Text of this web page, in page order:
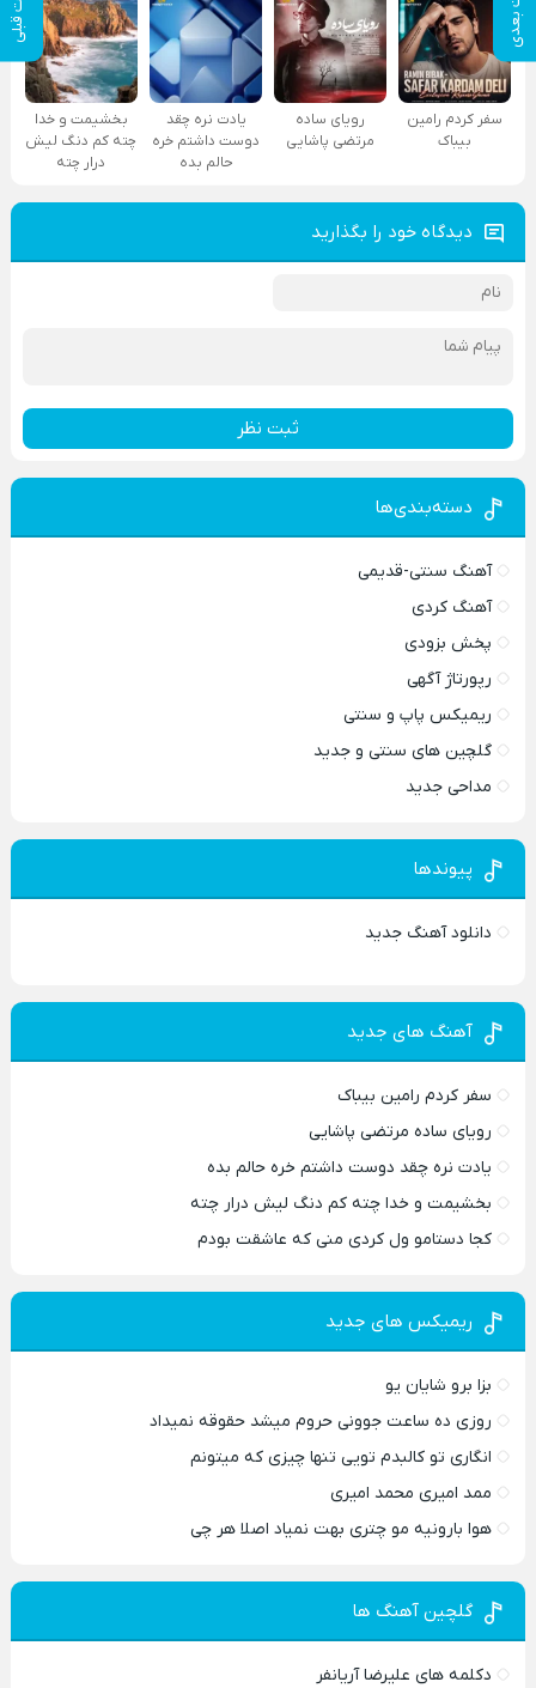
سفر کردم رامین
بیباک
رویای ساده
مرتضی پاشایی
یادت نره چقد
دوست داشتم خره
حالم بده
بخشیمت و خدا
چته کم دنگ لیش
درار چته
دیدگاه خود را بگذارید
ثبت نظر
دسته‌بندی‌ها
آهنگ سنتی-قدیمی
آهنگ کردی
پخش بزودی
رپورتاژ آگهی
ریمیکس پاپ و سنتی
گلچین های سنتی و جدید
مداحی جدید
پیوندها
دانلود آهنگ جدید
آهنگ های جدید
سفر کردم رامین بیباک
رویای ساده مرتضی پاشایی
یادت نره چقد دوست داشتم خره حالم بده
بخشیمت و خدا چته کم دنگ لیش درار چته
کجا دستامو ول کردی منی که عاشقت بودم
ریمیکس های جدید
بزا برو شایان یو
روزی ده ساعت جوونی حروم میشد حقوقه نمیداد
انگاری تو کالبدم تویی تنها چیزی که میتونم
ممد امیری محمد امیری
هوا بارونیه مو چتری بهت نمیاد اصلا هر چی
گلچین آهنگ ها
دکلمه های علیرضا آریانفر